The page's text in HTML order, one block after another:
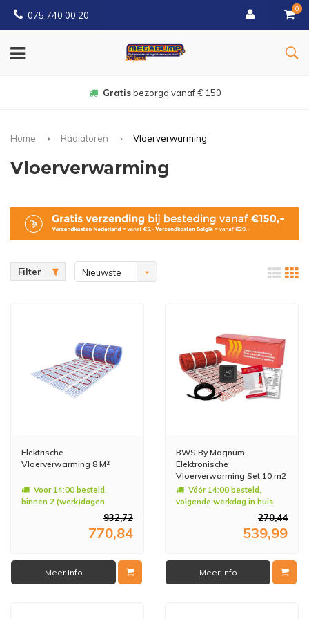
075 740 00 20
0
Gratisbezorgd vanaf € 150
Home Radiatoren Vloerverwarming
Vloerverwarming
Filter
Nieuwste
Elektrische
Vloerverwarming 8 M²
Voor 14:00 besteld,
binnen 2 (werk)dagen
932,72
770,84
Meer info
BWS By Magnum
Elektronische
Vloerverwarming Set 10 m2
- 1500 Watt - Wifi
Thermostaat Zwart
Vóór 14:00 besteld,
volgende werkdag in huis
270,44
539,99
Meer info